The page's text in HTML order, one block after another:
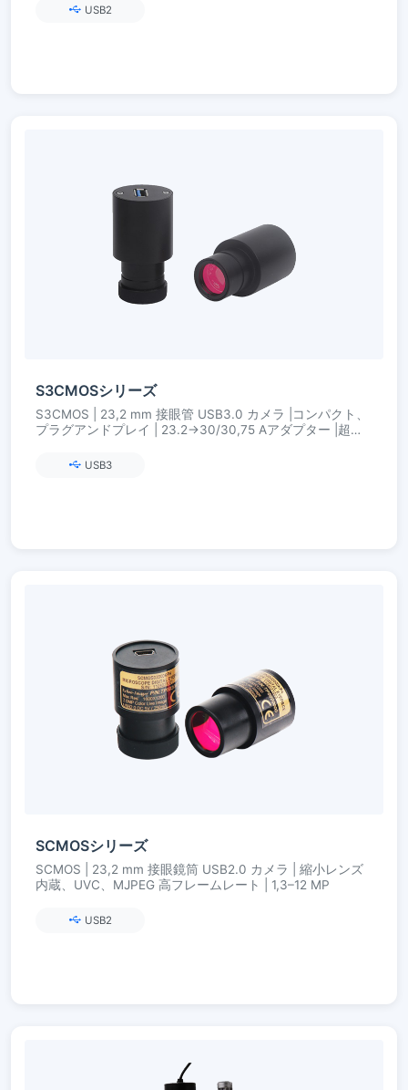
USB2
S3CMOSシリーズ
S3CMOS | 23,2 mm 接眼管 USB3.0 カメラ |コンパクト、
プラグアンドプレイ | 23.2→30/30,75 Aアダプター |超高
USB3
SCMOSシリーズ
SCMOS | 23,2 mm 接眼鏡筒 USB2.0 カメラ | 縮小レンズ
内蔵、UVC、MJPEG 高フレームレート | 1,3–12 MP
USB2